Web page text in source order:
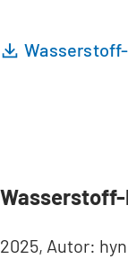
2025, Autor: